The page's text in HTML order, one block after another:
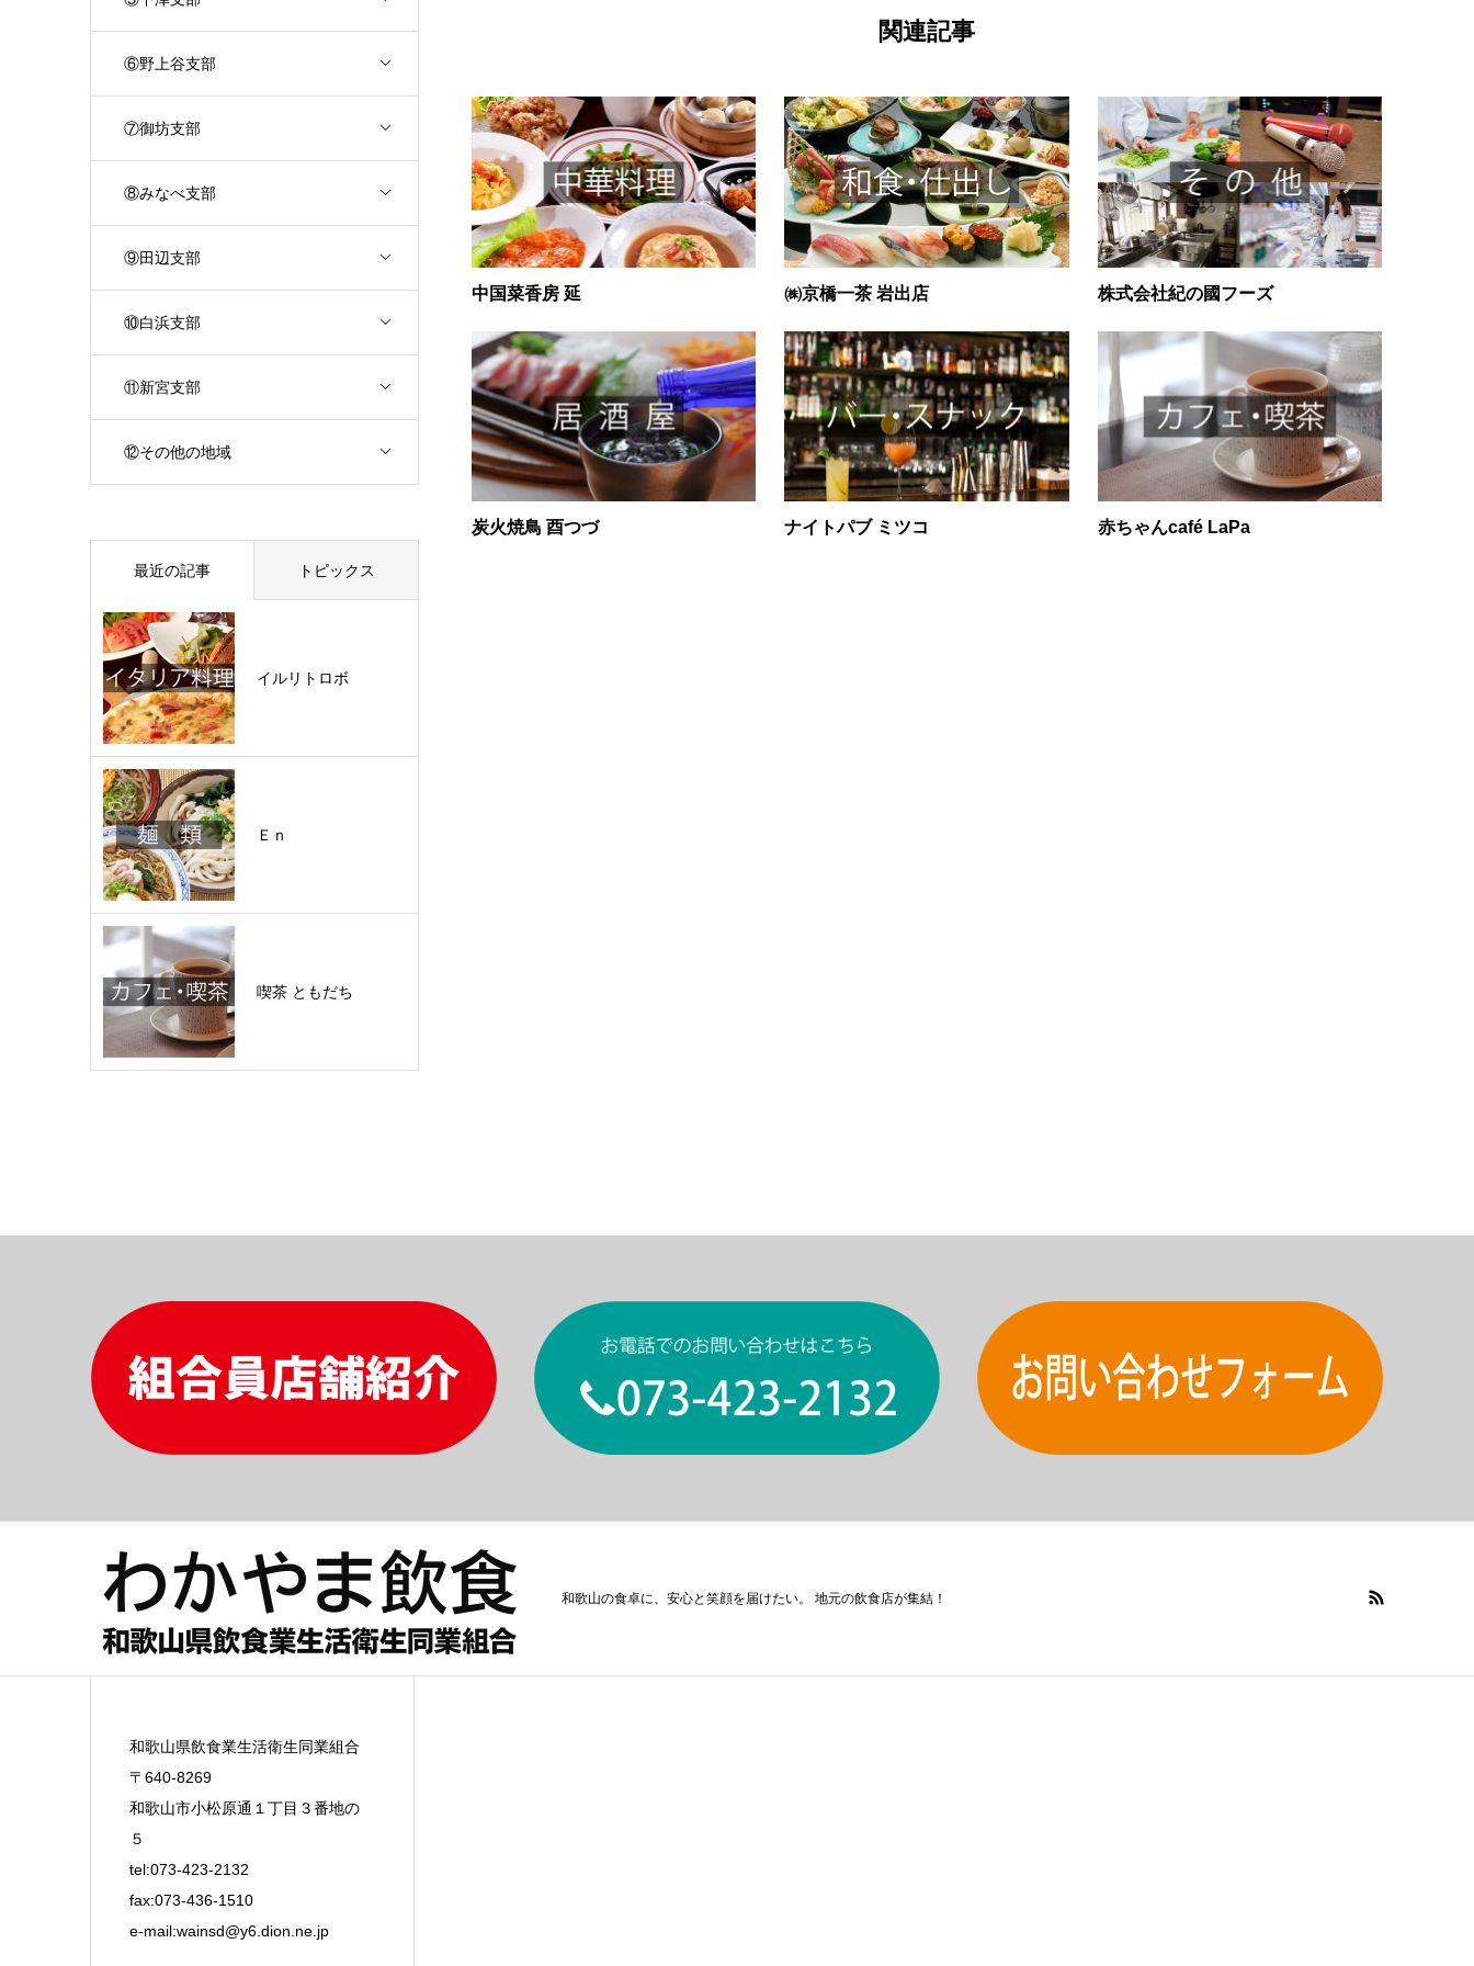
⑥野上谷支部
⑦御坊支部
⑧みなべ支部
⑨田辺支部
⑩白浜支部
⑪新宮支部
⑫その他の地域
関連記事
中国菜香房 延 ㈱京橋一茶 岩出店 株式会社紀の國フーズ
炭火焼鳥 酉つづ ナイトパブ ミツコ 赤ちゃんcafé LaPa
最近の記事 トピックス
イルリトロボ
Ｅｎ
喫茶 ともだち
和歌山の食卓に、安心と笑顔を届けたい。 地元の飲食店が集結！
和歌山県飲食業生活衛生同業組合
〒640-8269
和歌山市小松原通１丁目３番地の
５
tel:073-423-2132
fax:073-436-1510
e-mail:wainsd@y6.dion.ne.jp